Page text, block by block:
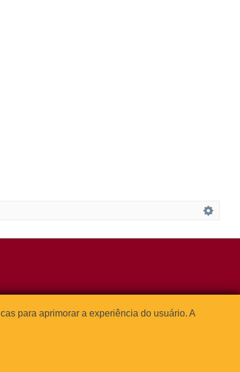
  
para aprimorar a experiência do usuário. A